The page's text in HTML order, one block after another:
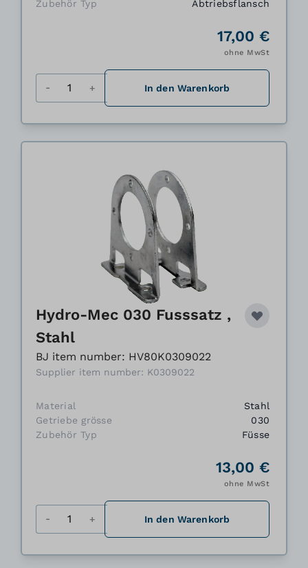
Zubehör Typ Abtriebsflansch
17,00 €
ohne MwSt
In den Warenkorb
Hydro-Mec 030 Fusssatz ,
Stahl
BJ item number: HV80K0309022
Supplier item number: K0309022
Material
Stahl
Getriebe grösse
030
Zubehör Typ
Füsse
13,00 €
ohne MwSt
In den Warenkorb